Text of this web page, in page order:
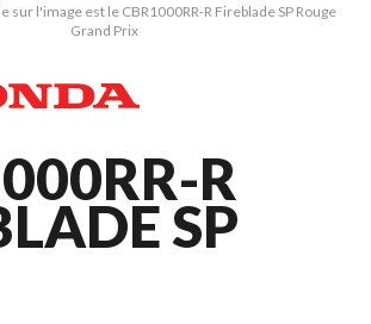
sur l'image est le CBR1000RR-R Fireblade SP Rouge
Grand Prix
R
SP